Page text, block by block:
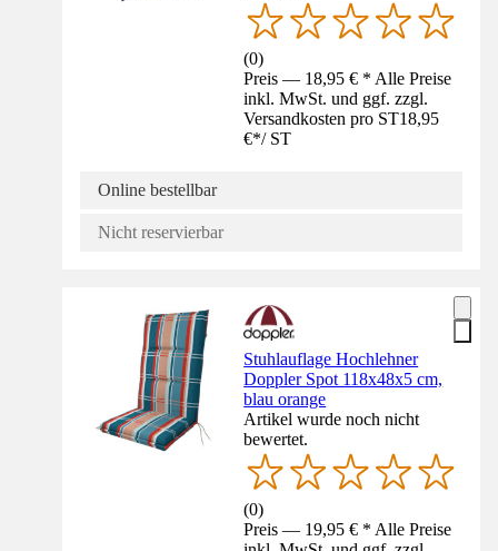
(0)
Preis — 18,95 € * Alle Preise
inkl. MwSt. und ggf. zzgl.
Versandkosten pro ST18,95
€*/ ST
Online bestellbar
Nicht reservierbar
Stuhlauflage Hochlehner
Doppler Spot 118x48x5 cm,
blau orange
Artikel wurde noch nicht
bewertet.
(0)
Preis — 19,95 € * Alle Preise